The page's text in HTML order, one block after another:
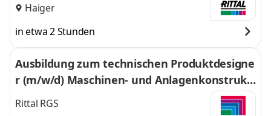
Haiger
in etwa 2 Stunden
Ausbildung zum technischen Produktdesigne
r (m/w/d) Maschinen- und Anlagenkonstrukti
on
Rittal RGS